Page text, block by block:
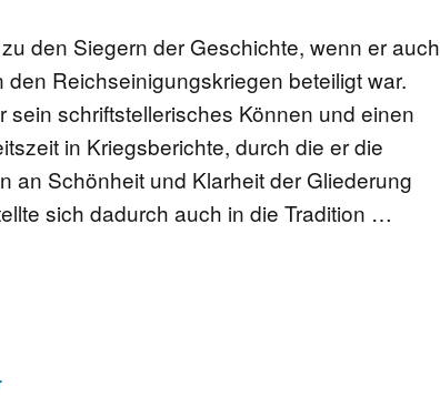
den Siegern der Geschichte, wenn er auch
Reichseinigungskriegen beteiligt war.
sein schriftstellerisches Können und einen
in Kriegsberichte, durch die er die
an Schönheit und Klarheit der Gliederung
sich dadurch auch in die Tradition …